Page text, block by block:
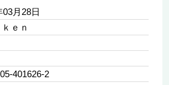
03月28日
ｅｎ
401626-2